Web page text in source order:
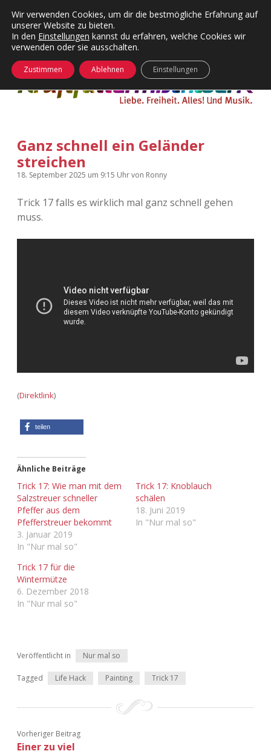
Kategorien
Menü
24 Hours Chilling
Die Wende
KFMW-Disco
kfmw.stuff
Kopfkinomusik
Visuelles
Wandnotizen
KFMW-Disco
Dates
Contact
Adventskalender
Adventskalender 2010
Adventskalender 2013
Adventskalender 2014
Adventskalender 2020
Adventskalender 2021
facebook
instagram
rss soundcloud
vimeoBluesky
öffnen
Ganz schnell ein Geländer
streichen
18. September 2025 um 9:15 Uhrvon Ronny
Trick 17 falls es wirklich mal ganz schnell gehen
muss.
(Direktlink)
teilen
Ähnliche Beiträge
Trick 17: Wie man mit dem
Salzstreuer schneller
Pfeffer aus dem
Pfefferstreuer bekommt
3. Januar 2019
In "Nur mal so"
Trick 17: Knoblauch
schälen
18. Juni 2019
In "Nur mal so"
Trick 17 für die
Wintermütze
6. Dezember 2018
In "Nur mal so"
Veröffentlicht in Nur mal so
Tagged Life Hack Painting Trick 17
Vorheriger Beitrag
Einer zu viel
Wir verwenden Cookies, um dir die bestmögliche Erfahrung auf
unserer Website zu bieten.
In den Einstellungen kannst du erfahren, welche Cookies wir
verwenden oder sie ausschalten.
Zustimmen Ablehnen Einstellungen